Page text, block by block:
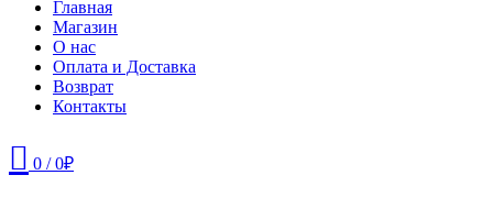
Главная
Магазин
О нас
Оплата и Доставка
Возврат
Контакты
0 / 0₽